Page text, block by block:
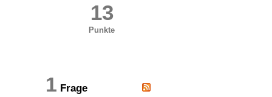
13
Punkte
1 Frage